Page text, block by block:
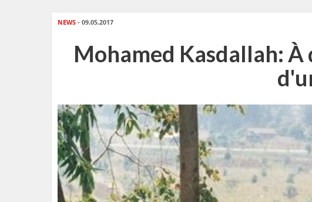
NEWS - 09.05.2017
Mohamed Kasdallah: